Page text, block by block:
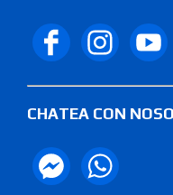
CHATEA CON